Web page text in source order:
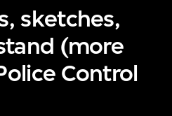
sketches,
(more
Control